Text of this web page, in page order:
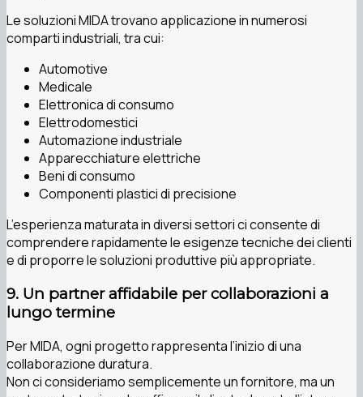
Le soluzioni MIDA trovano applicazione in numerosi
comparti industriali, tra cui:
Automotive
Medicale
Elettronica di consumo
Elettrodomestici
Automazione industriale
Apparecchiature elettriche
Beni di consumo
Componenti plastici di precisione
L’esperienza maturata in diversi settori ci consente di
comprendere rapidamente le esigenze tecniche dei clienti
e di proporre le soluzioni produttive più appropriate.
9. Un partner affidabile per collaborazioni a
lungo termine
Per MIDA, ogni progetto rappresenta l’inizio di una
collaborazione duratura.
Non ci consideriamo semplicemente un fornitore, ma un